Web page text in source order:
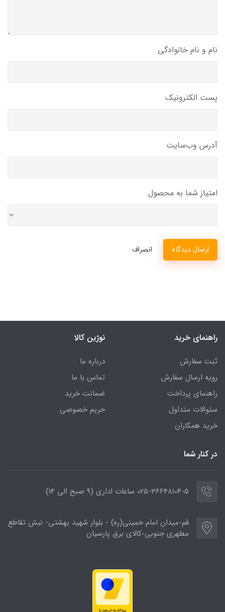
نام و نام خانوادگی
پست الکترونیک
آدرس وب‌سایت
امتیاز شما به محصول
ارسال دیدگاه انصراف
راهنمای خرید
ثبت سفارش
رویه ارسال سفارش
راهنمای پرداخت
سئوالات متداول
خرید همکاران
نوژین کالا
درباره ما
تماس با ما
ضمانت خرید
حریم خصوصی
در کنار شما
025-36648104-5 ساعات اداری (9 صبح الی 14)
قم-میدان امام خمینی(ره) - بلوار شهید بهشتی- نبش تقاطع
مطهری جنوبی-کالای برق پارسیان